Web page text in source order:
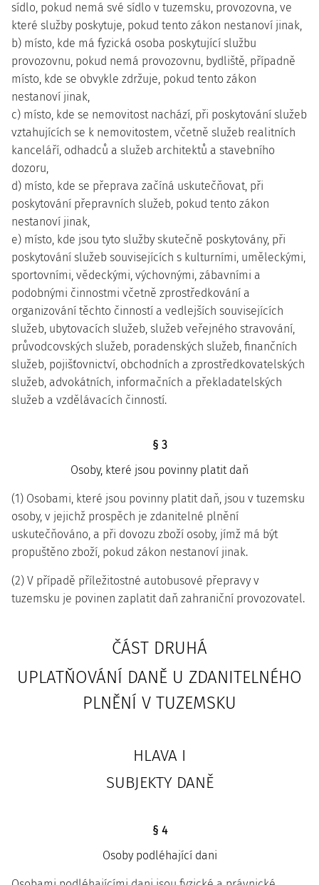
sídlo, pokud nemá své sídlo v tuzemsku, provozovna, ve
které služby poskytuje, pokud tento zákon nestanoví jinak,
b) místo, kde má fyzická osoba poskytující službu
provozovnu, pokud nemá provozovnu, bydliště, případně
místo, kde se obvykle zdržuje, pokud tento zákon
nestanoví jinak,
c) místo, kde se nemovitost nachází, při poskytování služeb
vztahujících se k nemovitostem, včetně služeb realitních
kanceláří, odhadců a služeb architektů a stavebního
dozoru,
d) místo, kde se přeprava začíná uskutečňovat, při
poskytování přepravních služeb, pokud tento zákon
nestanoví jinak,
e) místo, kde jsou tyto služby skutečně poskytovány, při
poskytování služeb souvisejících s kulturními, uměleckými,
sportovními, vědeckými, výchovnými, zábavními a
podobnými činnostmi včetně zprostředkování a
organizování těchto činností a vedlejších souvisejících
služeb, ubytovacích služeb, služeb veřejného stravování,
průvodcovských služeb, poradenských služeb, finančních
služeb, pojišťovnictví, obchodních a zprostředkovatelských
služeb, advokátních, informačních a překladatelských
služeb a vzdělávacích činností.
§ 3
Osoby, které jsou povinny platit daň
(1) Osobami, které jsou povinny platit daň, jsou v tuzemsku
osoby, v jejichž prospěch je zdanitelné plnění
uskutečňováno, a při dovozu zboží osoby, jímž má být
propuštěno zboží, pokud zákon nestanoví jinak.
(2) V případě příležitostné autobusové přepravy v
tuzemsku je povinen zaplatit daň zahraniční provozovatel.
ČÁST DRUHÁ
UPLATŇOVÁNÍ DANĚ U ZDANITELNÉHO
PLNĚNÍ V TUZEMSKU
HLAVA I
SUBJEKTY DANĚ
§ 4
Osoby podléhající dani